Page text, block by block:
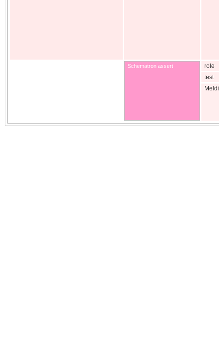
Schematron assert
role
test